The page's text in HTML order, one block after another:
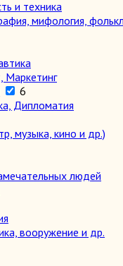
и техника
мифология,
Маркетинг
6
Дипломатия
музыка, кино и др.)
людей
вооружение и др.